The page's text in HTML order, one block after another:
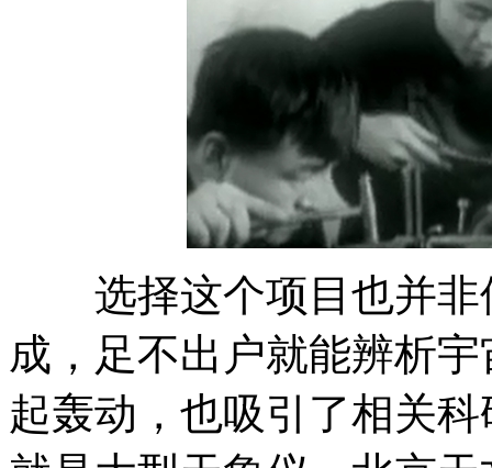
选择这个项目也并非
成，足不出户就能辨析
起轰动，也吸引了相关